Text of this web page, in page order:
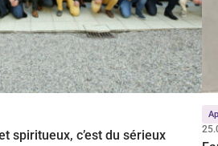
spiritueux, c’est du sérieux